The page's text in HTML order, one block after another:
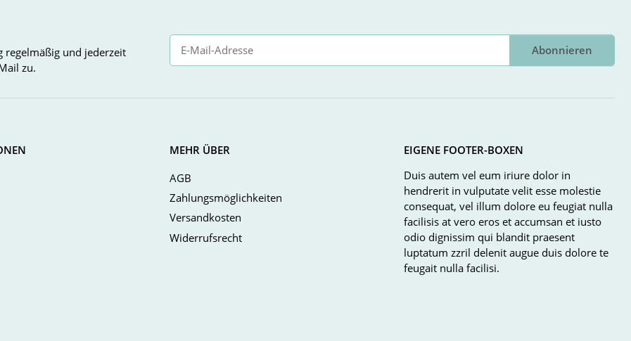
regelmäßig und jederzeit
zu.
Abonnieren
MEHR ÜBER
AGB
Zahlungsmöglichkeiten
Versandkosten
Widerrufsrecht
EIGENE FOOTER-BOXEN
Duis autem vel eum iriure dolor in
hendrerit in vulputate velit esse molestie
consequat, vel illum dolore eu feugiat nulla
facilisis at vero eros et accumsan et iusto
odio dignissim qui blandit praesent
luptatum zzril delenit augue duis dolore te
feugait nulla facilisi.